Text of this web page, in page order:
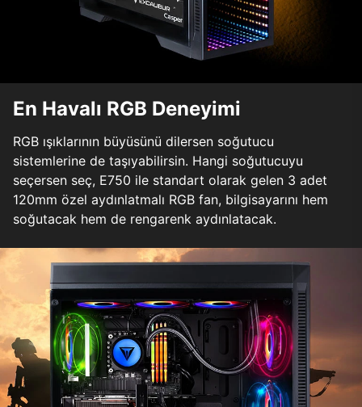
En Havalı RGB Deneyimi
RGB ışıklarının büyüsünü dilersen soğutucu
sistemlerine de taşıyabilirsin. Hangi soğutucuyu
seçersen seç, E750 ile standart olarak gelen 3 adet
120mm özel aydınlatmalı RGB fan, bilgisayarını hem
soğutacak hem de rengarenk aydınlatacak.